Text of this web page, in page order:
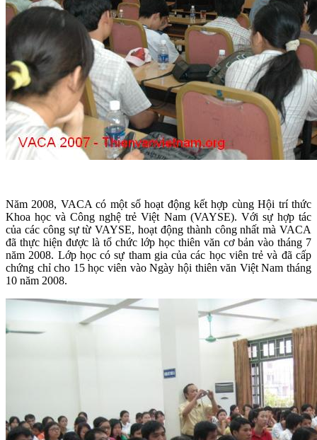
Năm 2008, VACA có một số hoạt động kết hợp cùng Hội trí thức
Khoa học và Công nghệ trẻ Việt Nam (VAYSE). Với sự hợp tác
của các công sự từ VAYSE, hoạt động thành công nhất mà VACA
đã thực hiện được là tổ chức lớp học thiên văn cơ bản vào tháng 7
năm 2008. Lớp học có sự tham gia của các học viên trẻ và đã cấp
chứng chỉ cho 15 học viên vào Ngày hội thiên văn Việt Nam tháng
10 năm 2008.